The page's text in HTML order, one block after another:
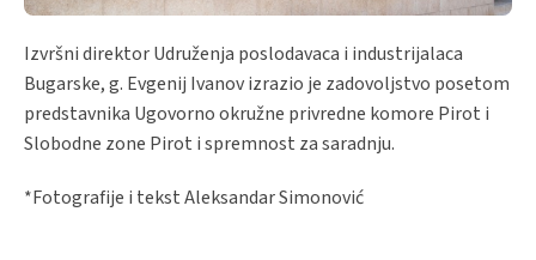
Izvršni direktor Udruženja poslodavaca i industrijalaca
Bugarske, g. Evgenij Ivanov izrazio je zadovoljstvo posetom
predstavnika Ugovorno okružne privredne komore Pirot i
Slobodne zone Pirot i spremnost za saradnju.
*Fotografije i tekst Aleksandar Simonović